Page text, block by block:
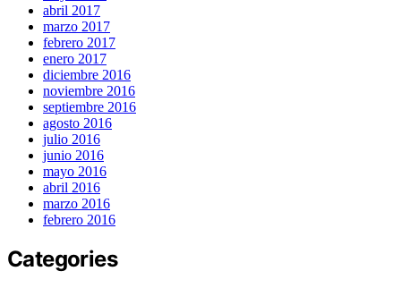
abril 2017
marzo 2017
febrero 2017
enero 2017
diciembre 2016
noviembre 2016
septiembre 2016
agosto 2016
julio 2016
junio 2016
mayo 2016
abril 2016
marzo 2016
febrero 2016
Categories